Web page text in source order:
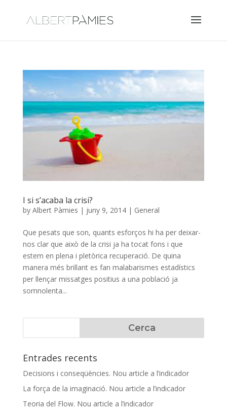
I si s’acaba la crisi?
by Albert Pàmies | juny 9, 2014| General
Que pesats que son, quants esforços hi ha per deixar-
nos clar que això de la crisi ja ha tocat fons i que
estem en plena i pletòrica recuperació. De quina
manera més brillant es fan malabarismes estadístics
per llençar missatges positius a una població ja
somnolenta...
Entrades recents
Decisions i conseqüències. Nou article a l’indicador
La força de la imaginació. Nou article a l’indicador
Teoria del Flow. Nou article a l’indicador